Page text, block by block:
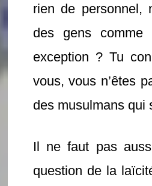
rien de personnel,
des gens
exception ? Tu
vous, vous n’êtes
des musulmans qui
Il ne faut pas
question de la